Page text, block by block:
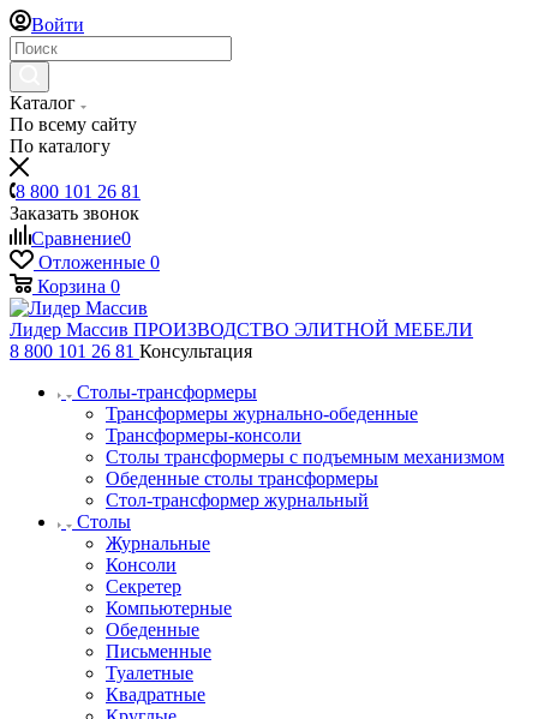
Войти
Каталог
По всему сайту
По каталогу
8 800 101 26 81
Заказать звонок
Сравнение0
Отложенные 0
Корзина 0
Лидер Массив ПРОИЗВОДСТВО ЭЛИТНОЙ МЕБЕЛИ
8 800 101 26 81 Консультация
Столы-трансформеры
Трансформеры журнально-обеденные
Трансформеры-консоли
Столы трансформеры с подъемным механизмом
Обеденные столы трансформеры
Стол-трансформер журнальный
Столы
Журнальные
Консоли
Секретер
Компьютерные
Обеденные
Письменные
Туалетные
Квадратные